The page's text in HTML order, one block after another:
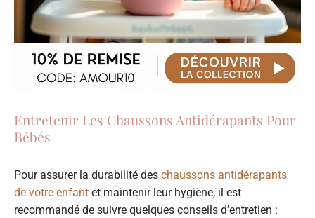
Entretenir Les Chaussons Antidérapants Pour
Bébés
Pour assurer la durabilité des chaussons antidérapants
de votre enfant et maintenir leur hygiène, il est
recommandé de suivre quelques conseils d’entretien :